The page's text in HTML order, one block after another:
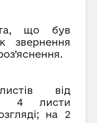
що був
звернення
від
4 листи
на 2